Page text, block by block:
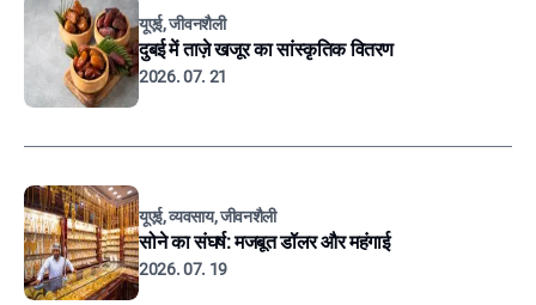
यूएई, जीवनशैली
दुबई में ताज़े खजूर का सांस्कृतिक वितरण
2026. 07. 21
यूएई, व्यवसाय, जीवनशैली
सोने का संघर्ष: मजबूत डॉलर और महंगाई
2026. 07. 19